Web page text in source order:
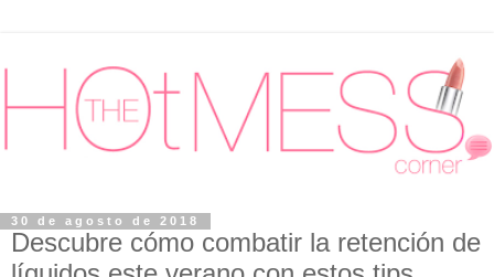
30 de agosto de 2018
Descubre cómo combatir la retención de